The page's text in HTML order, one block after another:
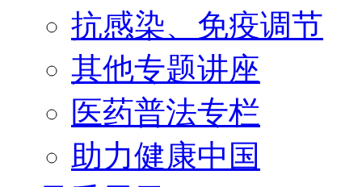
抗感染、免疫调节
其他专题讲座
医药普法专栏
助力健康中国